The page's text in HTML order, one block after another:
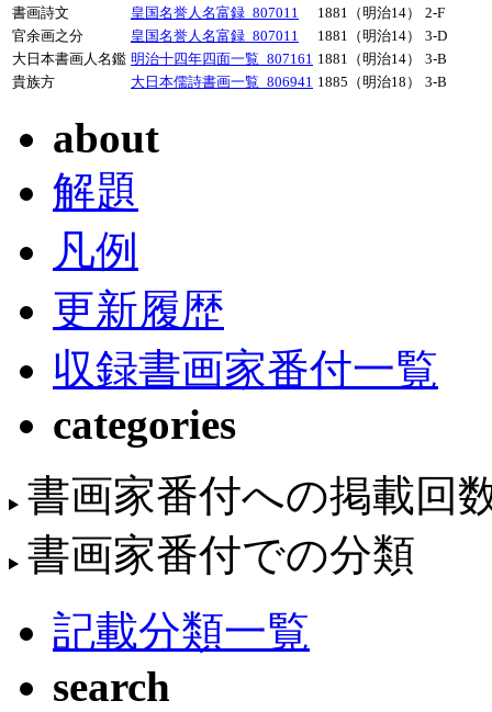
書画詩文
皇国名誉人名富録_807011 1881（明治14）
2-F
官余画之分
皇国名誉人名富録_807011 1881（明治14）
3-D
大日本書画人名鑑 明治十四年四面一覧_807161 1881（明治14）
3-B
貴族方
大日本儒詩書画一覧_806941 1885（明治18） 3-B
about
解題
凡例
更新履歴
収録書画家番付一覧
categories
書画家番付への掲載回
書画家番付での分類
記載分類一覧
search